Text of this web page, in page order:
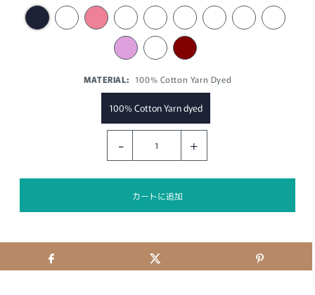
MATERIAL: 100% Cotton Yarn Dyed
100% Cotton Yarn dyed
- +